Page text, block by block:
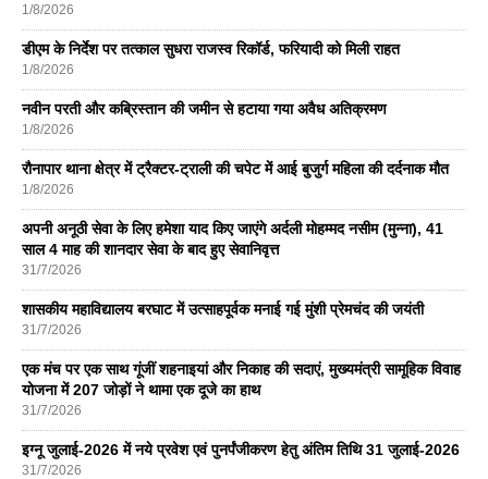
1/8/2026
डीएम के निर्देश पर तत्काल सुधरा राजस्व रिकॉर्ड, फरियादी को मिली राहत
1/8/2026
नवीन परती और कब्रिस्तान की जमीन से हटाया गया अवैध अतिक्रमण
1/8/2026
रौनापार थाना क्षेत्र में ट्रैक्टर-ट्राली की चपेट में आई बुजुर्ग महिला की दर्दनाक मौत
1/8/2026
अपनी अनूठी सेवा के लिए हमेशा याद किए जाएंगे अर्दली मोहम्मद नसीम (मुन्ना), 41
साल 4 माह की शानदार सेवा के बाद हुए सेवानिवृत्त
31/7/2026
शासकीय महाविद्यालय बरघाट में उत्साहपूर्वक मनाई गई मुंशी प्रेमचंद की जयंती
31/7/2026
एक मंच पर एक साथ गूंजीं शहनाइयां और निकाह की सदाएं, मुख्यमंत्री सामूहिक विवाह
योजना में 207 जोड़ों ने थामा एक दूजे का हाथ
31/7/2026
इग्नू जुलाई-2026 में नये प्रवेश एवं पुनर्पंजीकरण हेतु अंतिम तिथि 31 जुलाई-2026
31/7/2026